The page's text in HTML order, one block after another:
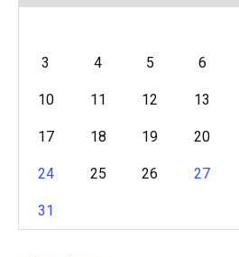
3 4 5 6
10 11 12 13
17 18 19 20
24 25 26 27
31